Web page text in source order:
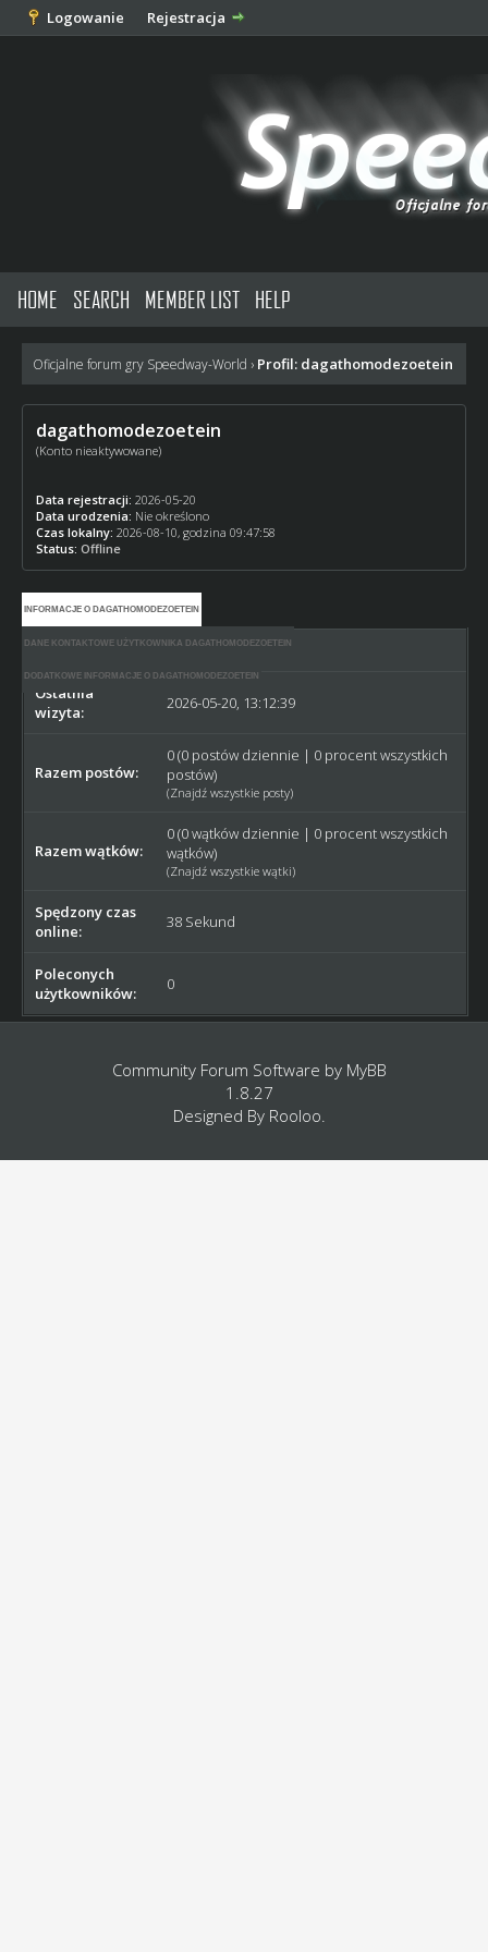
Logowanie Rejestracja
HOME SEARCH MEMBER LIST HELP
Oficjalne forum gry Speedway-World › Profil: dagathomodezoetein
dagathomodezoetein
(Konto nieaktywowane)
Data rejestracji: 2026-05-20
Data urodzenia: Nie określono
Czas lokalny: 2026-08-10, godzina 09:47:58
Status: Offline
INFORMACJE O DAGATHOMODEZOETEIN
DANE KONTAKTOWE UŻYTKOWNIKA DAGATHOMODEZOETEIN
DODATKOWE INFORMACJE O DAGATHOMODEZOETEIN
Dołączył: 2026-05-20
Ostatnia
wizyta:
2026-05-20, 13:12:39
Razem postów:
0 (0 postów dziennie | 0 procent wszystkich
postów)
(Znajdź wszystkie posty)
Razem wątków:
0 (0 wątków dziennie | 0 procent wszystkich
wątków)
(Znajdź wszystkie wątki)
Spędzony czas
online:
38 Sekund
Poleconych
użytkowników:
0
Community Forum Software by MyBB
1.8.27
Designed By Rooloo.